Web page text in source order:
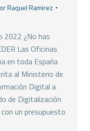
Raquel Ramirez
2022 ¿No has
Las Oficinas
en toda España
al Ministerio de
Digital a
de Digitalización
un presupuesto